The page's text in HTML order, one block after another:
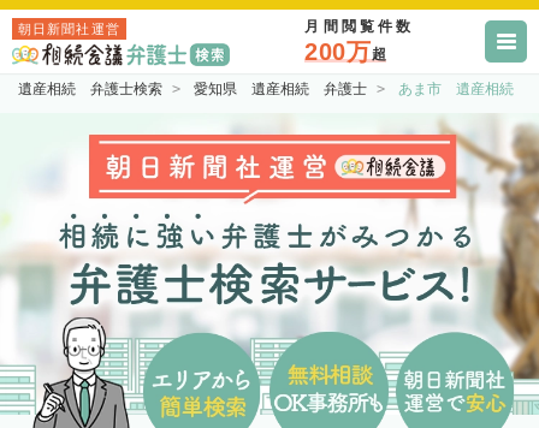
朝日新聞社運営 月間閲覧件数
200万超
遺産相続 弁護士検索 愛知県 遺産相続 弁護士 あま市 遺産相続